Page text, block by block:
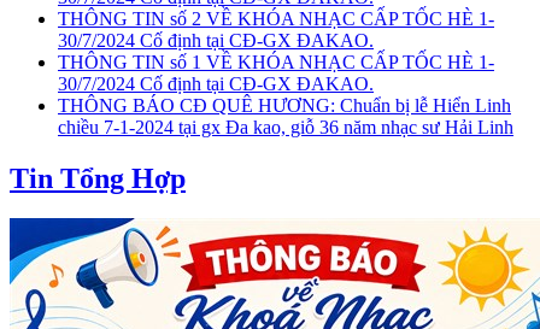
THÔNG TIN số 2 VỀ KHÓA NHẠC CẤP TỐC HÈ 1-
30/7/2024 Cố định tại CĐ-GX ĐAKAO.
THÔNG TIN số 1 VỀ KHÓA NHẠC CẤP TỐC HÈ 1-
30/7/2024 Cố định tại CĐ-GX ĐAKAO.
THÔNG BÁO CĐ QUÊ HƯƠNG: Chuẩn bị lễ Hiển Linh
chiều 7-1-2024 tại gx Đa kao, giỗ 36 năm nhạc sư Hải Linh
Tin Tổng Hợp